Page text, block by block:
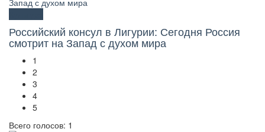
Российский консул в Лигурии: Сегодня Россия
смотрит на Запад с духом мира
1
2
3
4
5
Всего голосов: 1